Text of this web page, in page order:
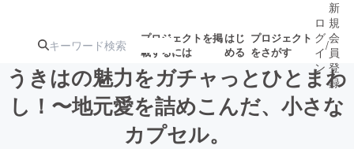
プロジェクトを掲
載するには
はじ
める
プロジェクト
をさがす
注目の新着プロ 募集終了が近いプ
ロ
グ
イ
ン
/
新
規
会
員
登
録
うきはの魅力をガチャっとひとまわ
し！〜地元愛を詰めこんだ、小さな
カプセル。